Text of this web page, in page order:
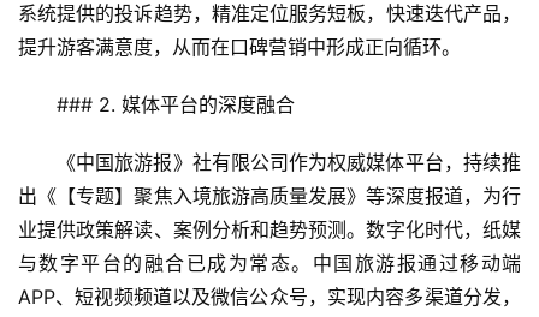
系统提供的投诉趋势，精准定位服务短板，快速迭代产品，
提升游客满意度，从而在口碑营销中形成正向循环。
### 2. 媒体平台的深度融合
《中国旅游报》社有限公司作为权威媒体平台，持续推
出《【专题】聚焦入境旅游高质量发展》等深度报道，为行
业提供政策解读、案例分析和趋势预测。数字化时代，纸媒
与数字平台的融合已成为常态。中国旅游报通过移动端
APP、短视频频道以及微信公众号，实现内容多渠道分发，